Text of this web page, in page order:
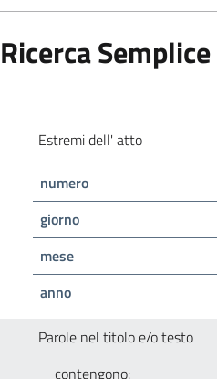
Ricerca Semplice
Estremi dell' atto
numero
giorno
mese
anno
Parole nel titolo e/o testo
contengono: